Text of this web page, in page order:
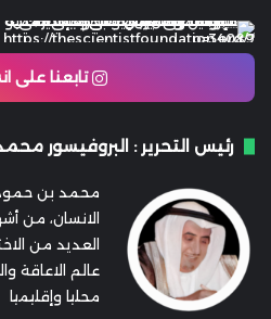
تابعنا على
رئيس التحرير : البروفيسور
محمد بن حمود
الانسان، من
العديد من
عالم الاعاقة
محليا وإقليميا